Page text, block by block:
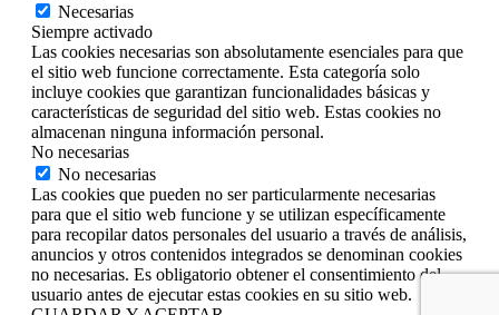
Necesarias
Siempre activado
Las cookies necesarias son absolutamente esenciales para que
el sitio web funcione correctamente. Esta categoría solo
incluye cookies que garantizan funcionalidades básicas y
características de seguridad del sitio web. Estas cookies no
almacenan ninguna información personal.
No necesarias
No necesarias
Las cookies que pueden no ser particularmente necesarias
para que el sitio web funcione y se utilizan específicamente
para recopilar datos personales del usuario a través de análisis,
anuncios y otros contenidos integrados se denominan cookies
no necesarias. Es obligatorio obtener el consentimiento del
usuario antes de ejecutar estas cookies en su sitio web.